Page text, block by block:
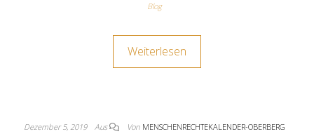
Blog
Weiterlesen
Dezember 5, 2019 Aus Von MENSCHENRECHTEKALENDER-OBERBERG